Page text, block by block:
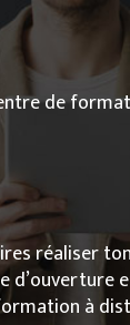
de
réaliser
d’ouverture
à